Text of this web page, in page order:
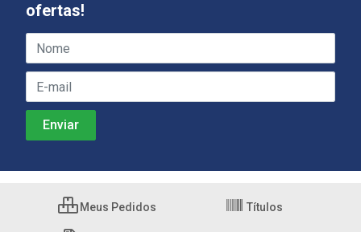
ofertas!
Meus Pedidos Títulos